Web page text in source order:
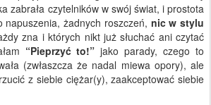
zabrała czytelników w swój świat, i prostota
napuszenia, żadnych roszczeń, nic w stylu
zna i których nikt już słuchać ani czytać
“Pieprzyć to!” jako parady, czego to
(zwłaszcza że nadal miewa opory), ale
z siebie ciężar(y), zaakceptować siebie